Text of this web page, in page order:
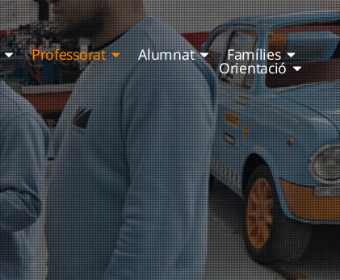
Professorat Alumnat Famílies
Orientació